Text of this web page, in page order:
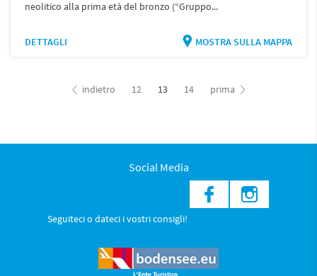
neolitico alla prima età del bronzo (“Gruppo...
DETTAGLI MOSTRA SULLA MAPPA
indietro 12 13 14 prima
Social Media
Seguiteci o dateci i vostri consigli!